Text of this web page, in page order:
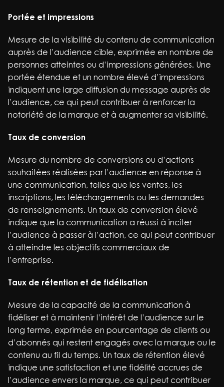
Portée et impressions
Mesure de la visibilité du contenu de communication
auprès de l’audience cible, exprimée en nombre de
personnes atteintes ou d’impressions générées. Une
portée étendue et un nombre élevé d’impressions
indiquent une large diffusion du message auprès de
l’audience, ce qui peut contribuer à renforcer la
notoriété de la marque et à augmenter sa visibilité.
Taux de conversion
Mesure du nombre de conversions ou d’actions
souhaitées réalisées par l’audience en réponse à
une communication, telles que les ventes, les
inscriptions, les téléchargements ou les demandes
de renseignements. Un taux de conversion élevé
indique que la communication a réussi à inciter
l’audience à passer à l’action, ce qui peut contribuer
à atteindre les objectifs commerciaux de
l’entreprise.
Taux de rétention et de fidélisation
Mesure de la capacité de la communication à
fidéliser et à maintenir l’intérêt de l’audience sur le
long terme, exprimée en pourcentage de clients ou
d’abonnés qui restent engagés avec la marque ou le
contenu au fil du temps. Un taux de rétention élevé
indique une satisfaction et une fidélité accrues de
l’audience envers la marque, ce qui peut contribuer